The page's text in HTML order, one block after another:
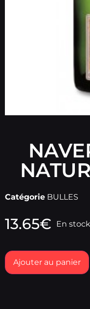
Catégorie BULLES
13.65€ En stock
Ajouter au panier